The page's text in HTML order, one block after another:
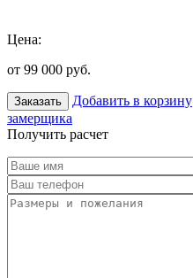
Цена:
от 99 000 руб.
Заказать Добавить в корзину
замерщика
Получить расчет